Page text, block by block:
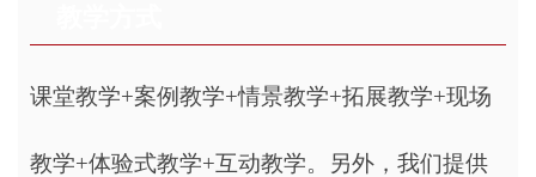
课堂教学+案例教学+情景教学+拓展教学+现场
教学+体验式教学+互动教学。另外，我们提供